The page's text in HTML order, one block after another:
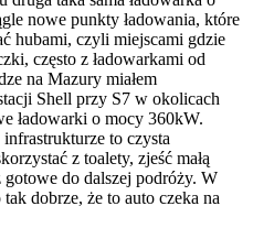
nowe punkty ładowania, które
hubami, czyli miejscami gdzie
często z ładowarkami od
na Mazury miałem
Shell przy S7 w okolicach
ładowarki o mocy 360kW.
to czysta
z toalety, zjeść małą
gotowe do dalszej podróży. W
dobrze, że to auto czeka na